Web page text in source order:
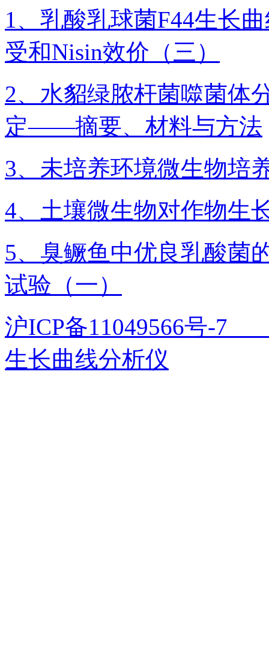
1、乳酸乳球菌F44生长
受和Nisin效价（三）
2、水貂绿脓杆菌噬菌体
定——摘要、材料与方法
3、未培养环境微生物培
4、土壤微生物对作物生
5、臭鳜鱼中优良乳酸菌
试验（一）
沪ICP备11049566号
生长曲线分析仪